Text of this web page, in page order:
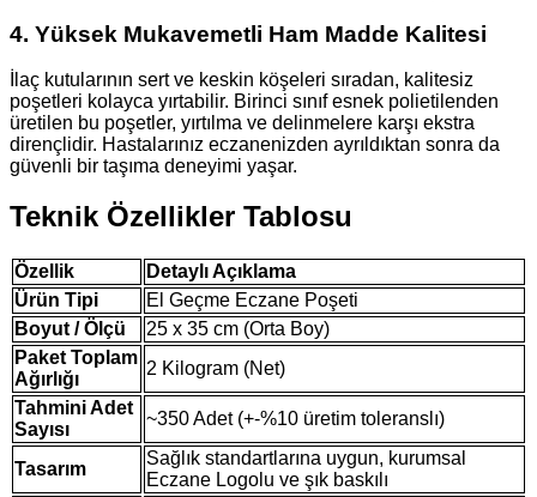
4. Yüksek Mukavemetli Ham Madde Kalitesi
İlaç kutularının sert ve keskin köşeleri sıradan, kalitesiz
poşetleri kolayca yırtabilir. Birinci sınıf esnek polietilenden
üretilen bu poşetler, yırtılma ve delinmelere karşı ekstra
dirençlidir. Hastalarınız eczanenizden ayrıldıktan sonra da
güvenli bir taşıma deneyimi yaşar.
Teknik Özellikler Tablosu
Özellik
Detaylı Açıklama
Ürün Tipi
El Geçme Eczane Poşeti
Boyut / Ölçü
25 x 35 cm (Orta Boy)
Paket Toplam
Ağırlığı
2 Kilogram (Net)
Tahmini Adet
Sayısı
~350 Adet (+-%10 üretim toleranslı)
Tasarım
Sağlık standartlarına uygun, kurumsal
Eczane Logolu ve şık baskılı